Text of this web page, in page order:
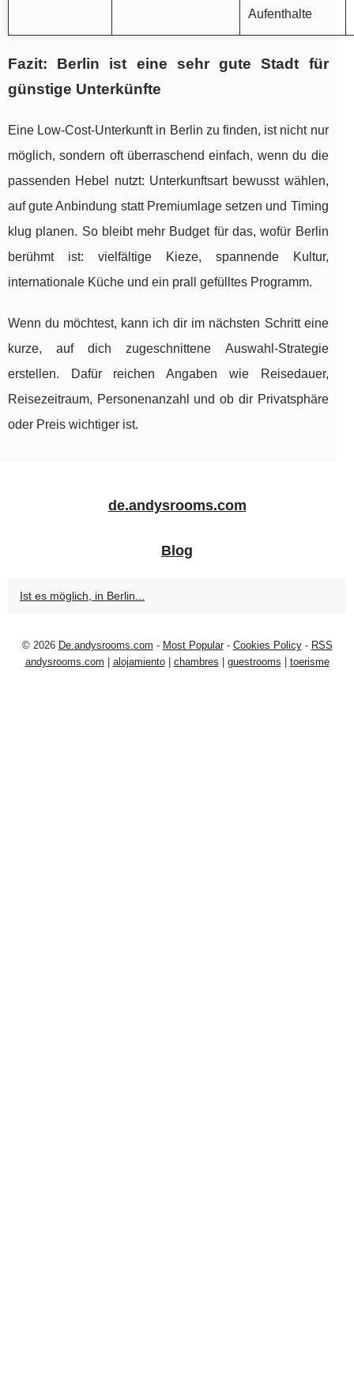
Aufenthalte
Fazit: Berlin ist eine sehr gute Stadt für
günstige Unterkünfte
Eine Low-Cost-Unterkunft in Berlin zu finden, ist nicht nur
möglich, sondern oft überraschend einfach, wenn du die
passenden Hebel nutzt: Unterkunftsart bewusst wählen,
auf gute Anbindung statt Premiumlage setzen und Timing
klug planen. So bleibt mehr Budget für das, wofür Berlin
berühmt ist: vielfältige Kieze, spannende Kultur,
internationale Küche und ein prall gefülltes Programm.
Wenn du möchtest, kann ich dir im nächsten Schritt eine
kurze, auf dich zugeschnittene Auswahl-Strategie
erstellen. Dafür reichen Angaben wie Reisedauer,
Reisezeitraum, Personenanzahl und ob dir Privatsphäre
oder Preis wichtiger ist.
de.andysrooms.com
Blog
Ist es möglich, in Berlin...
© 2026 De.andysrooms.com - Most Popular- Cookies Policy- RSS
andysrooms.com
alojamiento| chambres guestrooms toerisme